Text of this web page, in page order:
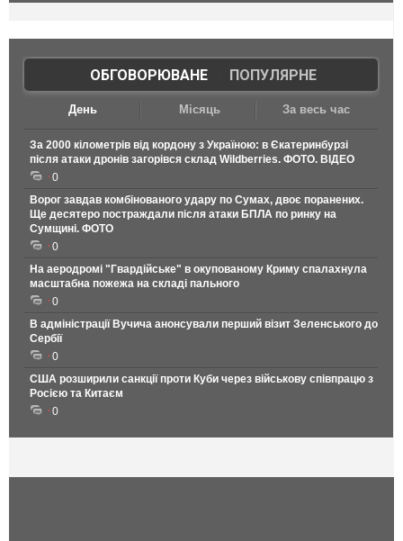
ОБГОВОРЮВАНЕ| ПОПУЛЯРНЕ
День Місяць За весь час
За 2000 кілометрів від кордону з Україною: в Єкатеринбурзі
після атаки дронів загорівся склад Wildberries. ФОТО. ВІДЕО
0
Ворог завдав комбінованого удару по Сумах, двоє поранених.
Ще десятеро постраждали після атаки БПЛА по ринку на
Сумщині. ФОТО
0
На аеродромі "Гвардійське" в окупованому Криму спалахнула
масштабна пожежа на складі пального
0
В адміністрації Вучича анонсували перший візит Зеленського до
Сербії
0
США розширили санкції проти Куби через військову співпрацю з
Росією та Китаєм
0